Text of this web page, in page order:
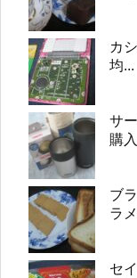
カ
均...
サ
購
ブ
ラ
セ